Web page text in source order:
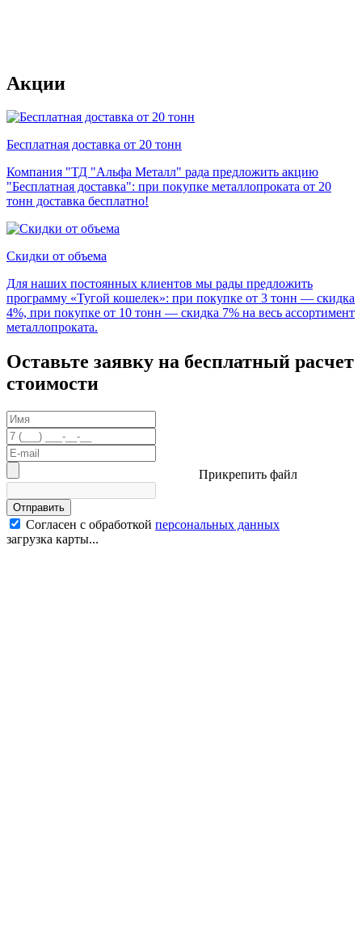
Акции
Бесплатная доставка от 20 тонн
Компания "ТД "Альфа Металл" рада предложить акцию
"Бесплатная доставка": при покупке металлопроката от 20
тонн доставка бесплатно!
Скидки от объема
Для наших постоянных клиентов мы рады предложить
программу «Тугой кошелек»: при покупке от 3 тонн — скидка
4%, при покупке от 10 тонн — скидка 7% на весь ассортимент
металлопроката.
Оставьте заявку на бесплатный расчет
стоимости
Прикрепить файл
Отправить
Согласен с обработкой персональных данных
загрузка карты...